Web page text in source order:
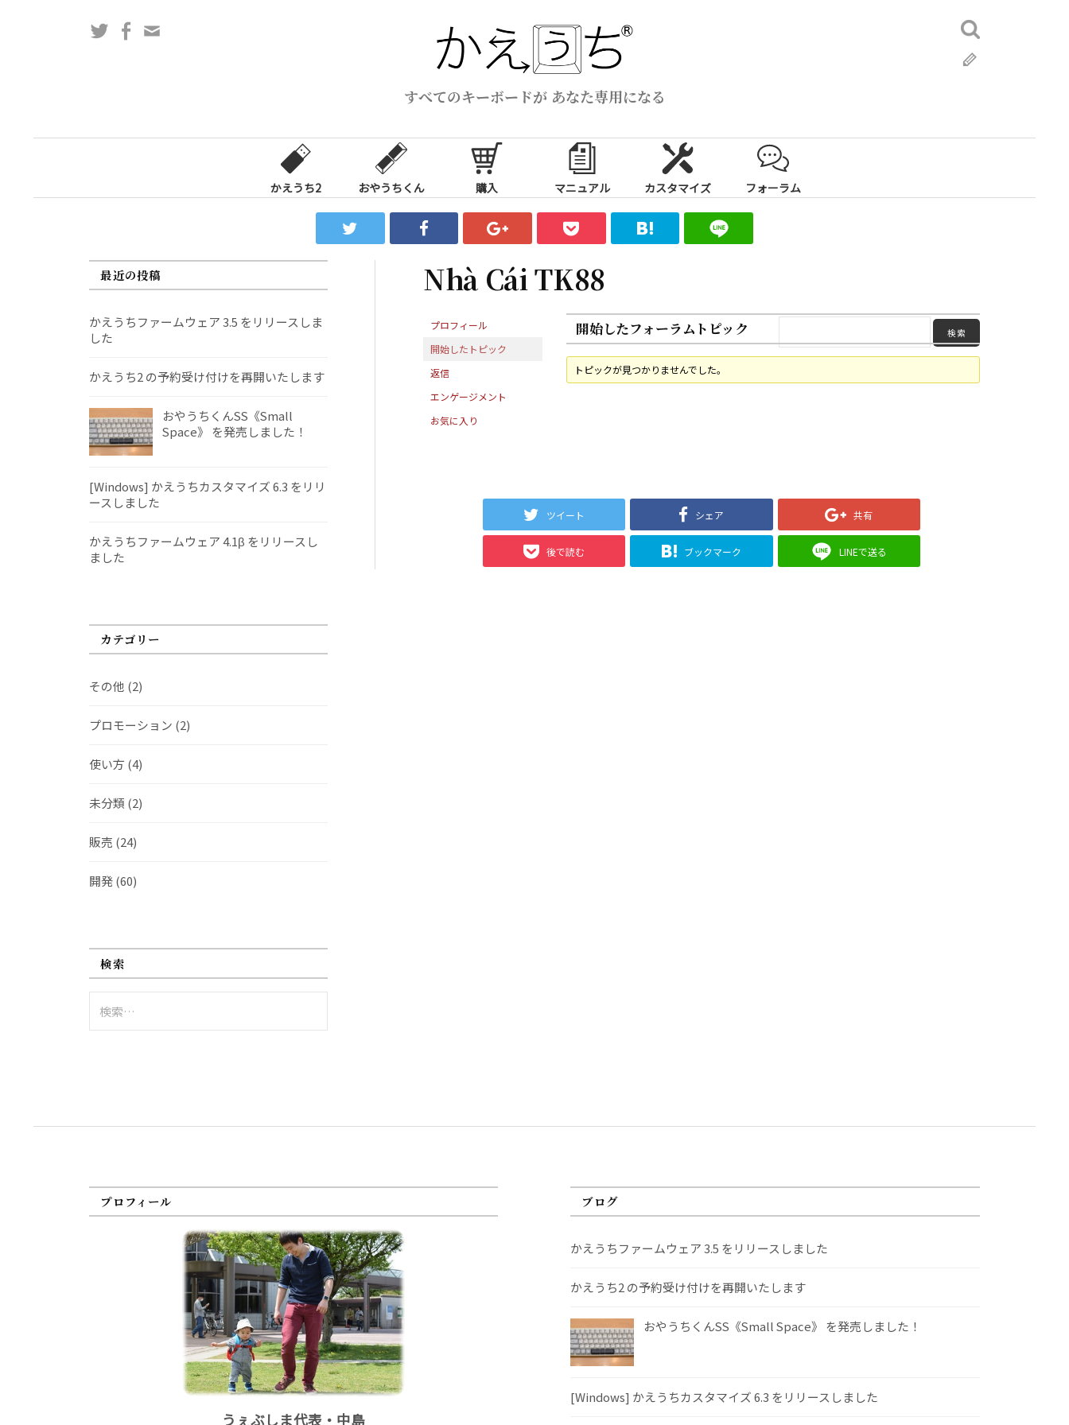
ス
すべてのキーボードが あなた専用になる
TwitterFacebook
検
索:
かえうち2 おやうちくん 購入 マニュアル カスタマイズ フォーラム
Nhà Cái TK88
プロフィール
開始したトピック
返信
エンゲージメント
お気に入り
開始したフォーラムトピック
トピックが見つかりませんでした。
ツイート シェア 共有
後で読む ブックマーク LINEで送る
最近の投稿
かえうちファームウェア 3.5 をリリースしま
した
かえうち2 の予約受け付けを再開いたします
おやうちくんSS《Small
Space》 を発売しました！
[Windows] かえうちカスタマイズ 6.3 をリリ
ースしました
かえうちファームウェア 4.1β をリリースし
ました
カテゴリー
その他 (2)
プロモーション (2)
使い方 (4)
未分類 (2)
販売 (24)
開発(60)
検索
索:
プロフィール
うぇぶしま代表・中島
ブログ
かえうちファームウェア 3.5 をリリースしました
かえうち2 の予約受け付けを再開いたします
おやうちくんSS《Small Space》 を発売しました！
[Windows] かえうちカスタマイズ 6.3 をリリースしました